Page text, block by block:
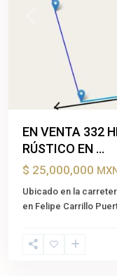
Previous
EN VENTA 332
RÚSTICO EN ...
$ 25,000,000
Ubicado en la
en Felipe Carrillo
Benito